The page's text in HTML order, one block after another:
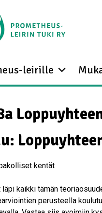
leirille
kentät
läpi kaikki tämän
perusteella